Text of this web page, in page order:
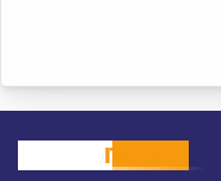
ITAPEMIRIM